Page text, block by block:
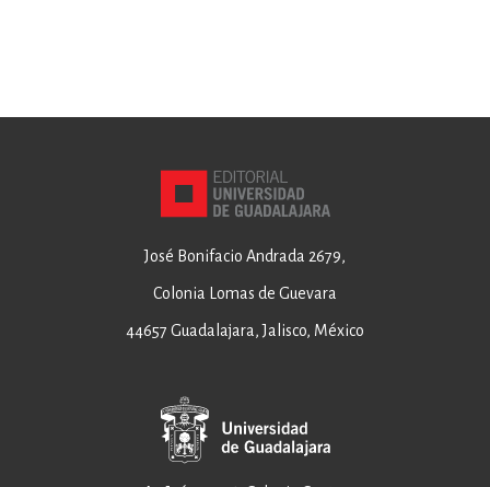
José Bonifacio Andrada 2679,
Colonia Lomas de Guevara
44657 Guadalajara, Jalisco, México